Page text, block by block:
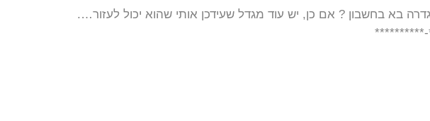
בא בחשבון ? אם כן, יש עוד מגדל שעידכן אותי שהוא יכול לעזור….
**********